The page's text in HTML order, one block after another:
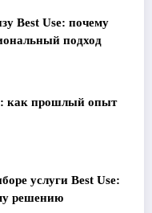
Best Use: почему
подход
как прошлый опыт
услуги Best Use:
решению